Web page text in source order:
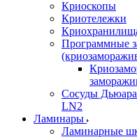
Криоскопы
Криотележки
Программные
Сосуды Дьюара
LN2
Ламинары
Ламинарные